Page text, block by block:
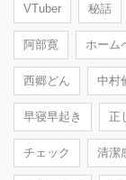
VTuber 秘話
阿部寛 ホーム
西郷どん 中村
早寝早起き 正
チェック 清潔